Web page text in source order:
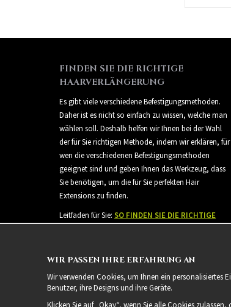
FINDEN SIE DIE RICHTIGE
HAARVERLÄNGERUNG
Es gibt viele verschiedene Befestigungsmethoden.
Daher ist es nicht so einfach zu wissen, welche man
wählen soll. Deshalb helfen wir Ihnen bei der Wahl
der für Sie richtigen Methode, indem wir erklären, für
wen die verschiedenen Befestigungsmethoden
geeignet sind und geben Ihnen das Werkzeug, dass
Sie benötigen, um die für Sie perfekten Hair
Extensions zu finden.
Leitfaden für Sie: SO FINDEN SIE DIE RICHTIGE
WIR PASSEN IHRE ERFAHRUNG AN
Wir verwenden Cookies, um Ihnen ein personalisiertes
Benutzer, ihre Designs und ihre Geräte.
Klicken Sie auf „Okay“, wenn Sie alle Cookies